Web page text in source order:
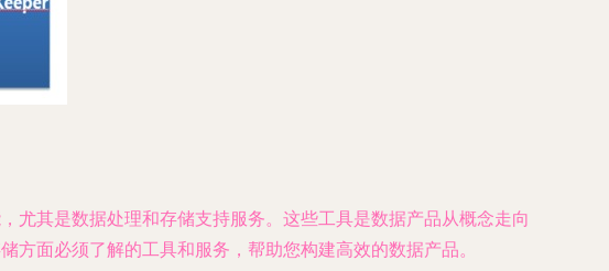
尤其是数据处理和存储支持服务。这些工具是数据产品从概念走向
面必须了解的工具和服务，帮助您构建高效的数据产品。